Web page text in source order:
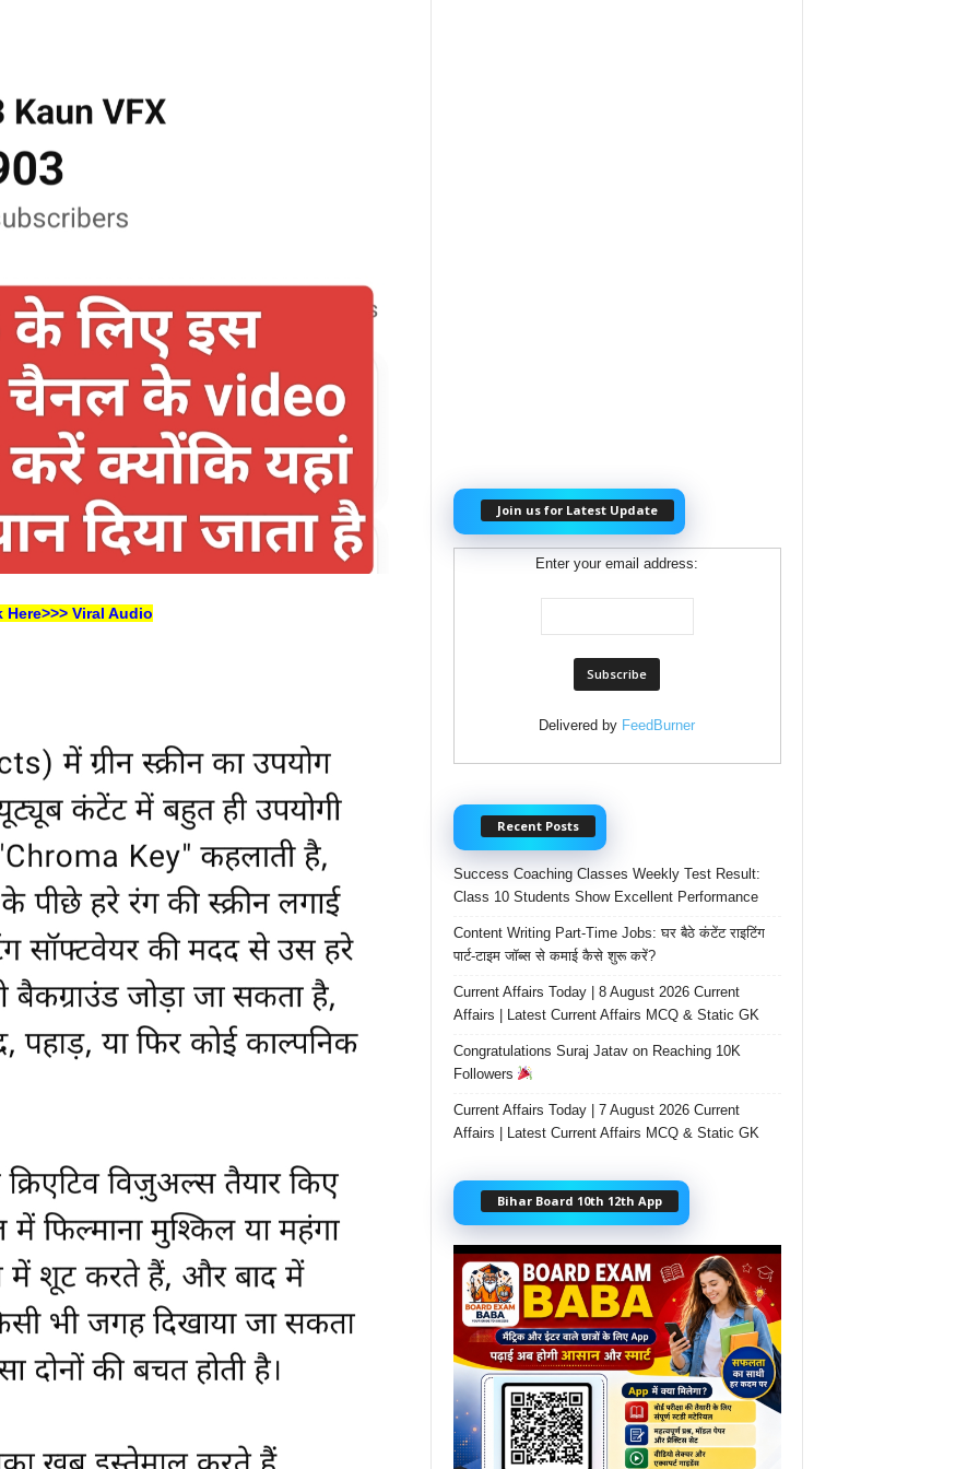
Here>>> Viral Audio
Join us for Latest Update
Enter your email address:
Delivered by FeedBurner
Recent Posts
Success Coaching Classes Weekly Test Result:
Class 10 Students Show Excellent Performance
Content Writing Part-Time Jobs: घर बैठे कंटेंट राइटिंग
पार्ट-टाइम जॉब्स से कमाई कैसे शुरू करें?
Current Affairs Today | 8 August 2026 Current
Affairs | Latest Current Affairs MCQ & Static GK
Congratulations Suraj Jatav on Reaching 10K
Followers
Current Affairs Today | 7 August 2026 Current
Affairs | Latest Current Affairs MCQ & Static GK
Bihar Board 10th 12th App